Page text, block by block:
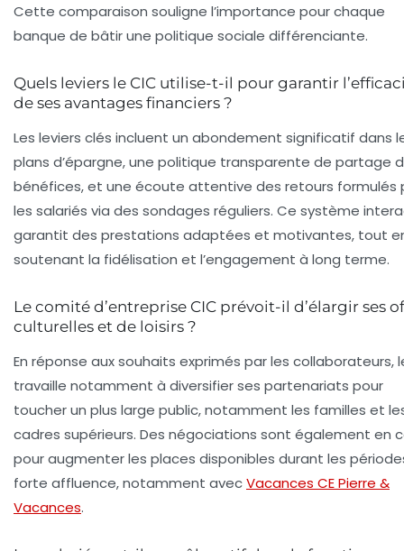
Cette comparaison souligne l’importance pour chaque
banque de bâtir une politique sociale différenciante.
Quels leviers le CIC utilise-t-il pour garantir
de ses avantages financiers ?
Les leviers clés incluent un abondement significatif dans
plans d’épargne, une politique transparente de partage
bénéfices, et une écoute attentive des retours formulés
les salariés via des sondages réguliers. Ce système
garantit des prestations adaptées et motivantes, tout
soutenant la fidélisation et l’engagement à long terme.
Le comité d’entreprise CIC prévoit-il d’élargir ses
culturelles et de loisirs ?
En réponse aux souhaits exprimés par les collaborateurs,
travaille notamment à diversifier ses partenariats pour
toucher un plus large public, notamment les familles et
cadres supérieurs. Des négociations sont également en
pour augmenter les places disponibles durant les
forte affluence, notamment avecVacances CE Pierre &
Vacances.